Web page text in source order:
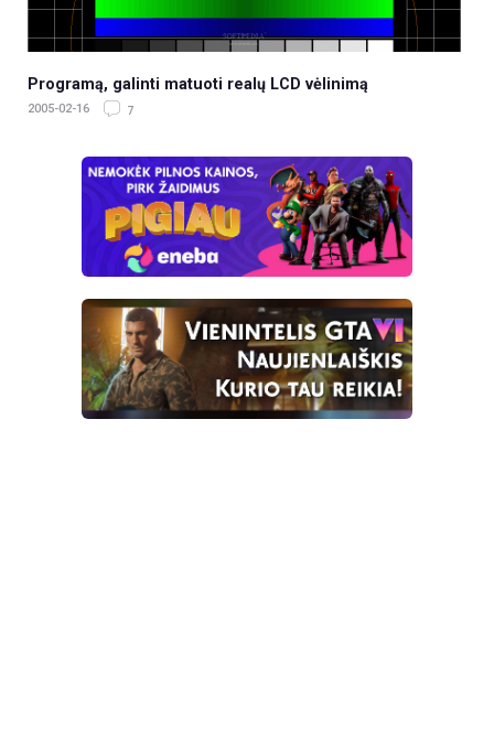
Programą, galinti matuoti realų LCD vėlinimą
2005-02-16 7